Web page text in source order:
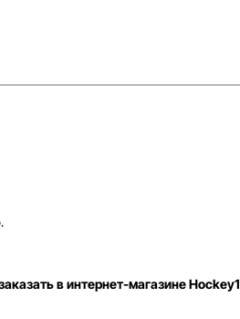
в интернет-магазине